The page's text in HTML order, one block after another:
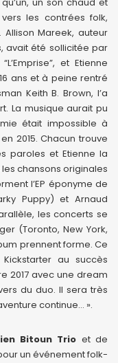
les contrées folk,
Mareek, auteur
avait été sollicitée par
et Etienne
ans et à peine rentré
Keith B. Brown, l’a
La musique aurait pu
était impossible à
2015. Chacun trouve
paroles et Etienne la
chansons originales
l’EP éponyme de
Puppy) et Arnaud
les concerts se
(Toronto, New York,
prennent forme. Ce
au succès
2017 avec une dream
du duo. Il sera très
continue… ».
Bitoun Trio et de
un événement folk-